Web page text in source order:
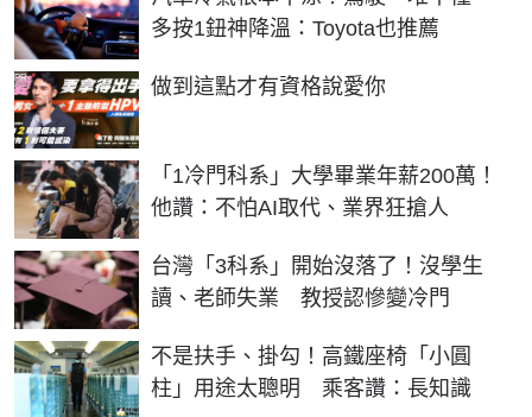
多按1鈕神降溫：Toyota也推薦
做到這點才有資格說愛你
PR
「1冷門科系」大學畢業年薪200萬！
他讚：不怕AI取代、業界狂搶人
台灣「3科系」開始沒落了！沒學生
讀、老師失業 教授認慘變冷門
不是扶手、掛勾！高鐵座椅「小圓
柱」用途太聰明 乘客讚：長知識